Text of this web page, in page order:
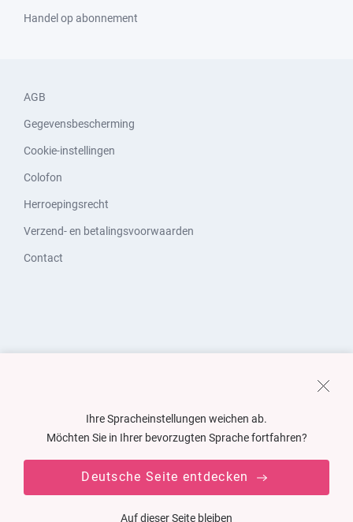
Handel op abonnement
AGB
Gegevensbescherming
Cookie-instellingen
Colofon
Herroepingsrecht
Verzend- en betalingsvoorwaarden
Contact
Ihre Spracheinstellungen weichen ab.
Möchten Sie in Ihrer bevorzugten Sprache fortfahren?
Deutsche Seite entdecken
Auf dieser Seite bleiben